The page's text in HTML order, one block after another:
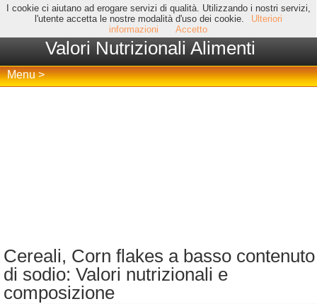
I cookie ci aiutano ad erogare servizi di qualità. Utilizzando i nostri servizi,
l'utente accetta le nostre modalità d'uso dei cookie.
Ulteriori
informazioni
Accetto
Valori Nutrizionali Alimenti
Menu >
Cereali, Corn flakes a basso contenuto
di sodio: Valori nutrizionali e
composizione